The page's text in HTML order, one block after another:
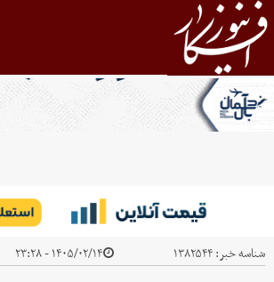
شناسه خبر:۱۳۸۲۵۴۴ ۱۴۰۵/۰۲/۱۴ - ۲۳:۲۸